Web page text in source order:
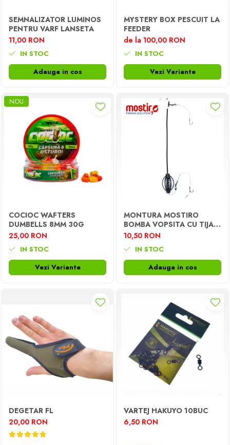
SEMNALIZATOR LUMINOS
PENTRU VARF LANSETA
11,00 RON
IN STOC
Adauga in cos
MYSTERY BOX PESCUIT LA
FEEDER
de la 100,00 RON
IN STOC
Vezi Variante
NOU
COCIOC WAFTERS
DUMBELLS 8MM 30G
25,00 RON
IN STOC
Vezi Variante
MONTURA MOSTIRO
BOMBA VOPSITA CU TIJA,
ARC INTERIOR, FIR TEXTIL,
2 CARLIGE
10,50 RON
IN STOC
Adauga in cos
DEGETAR FL
20,00 RON
VARTEJ HAKUYO 10BUC
6,50 RON